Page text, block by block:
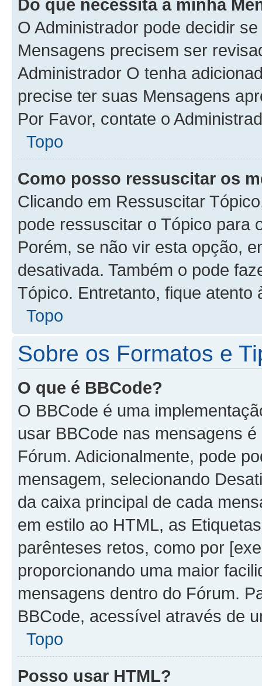
Do que necessita a minha
O Administrador pode decidir
Mensagens precisem ser
Administrador O tenha
precise ter suas Mensagens
Por Favor, contate o
Topo
Como posso ressuscitar os
Clicando em Ressuscitar
pode ressuscitar o Tópico para
Porém, se não vir esta opção,
desativada. Também o pode
Tópico. Entretanto, fique atento
Topo
Sobre os Formatos e
O que é BBCode?
O BBCode é uma
usar BBCode nas mensagens
Fórum. Adicionalmente, pode
mensagem, selecionando
da caixa principal de cada
em estilo ao HTML, as
parênteses retos, como por
proporcionando uma maior
mensagens dentro do Fórum.
BBCode, acessível através de
Topo
Posso usar HTML?